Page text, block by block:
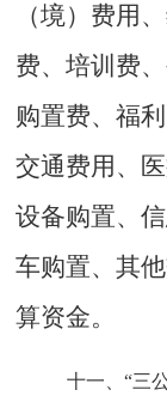
（境）费用
费、培训费
购置费、福
交通费用、
设备购置、
车购置、其
算资金。
十一、“三